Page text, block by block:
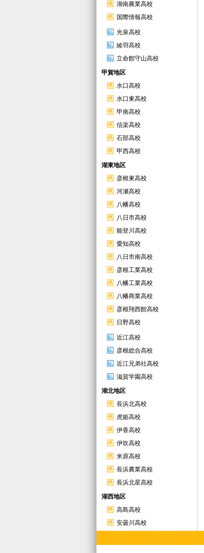
湖南農業高校
国際情報高校
光泉高校
綾羽高校
立命館守山高校
甲賀地区
水口高校
水口東高校
甲南高校
信楽高校
石部高校
甲西高校
湖東地区
彦根東高校
河瀬高校
八幡高校
八日市高校
能登川高校
愛知高校
八日市南高校
彦根工業高校
八幡工業高校
八幡商業高校
彦根翔西館高校
日野高校
近江高校
彦根総合高校
近江兄弟社高校
滋賀学園高校
湖北地区
長浜北高校
虎姫高校
伊香高校
伊吹高校
米原高校
長浜農業高校
長浜北星高校
湖西地区
高島高校
安曇川高校